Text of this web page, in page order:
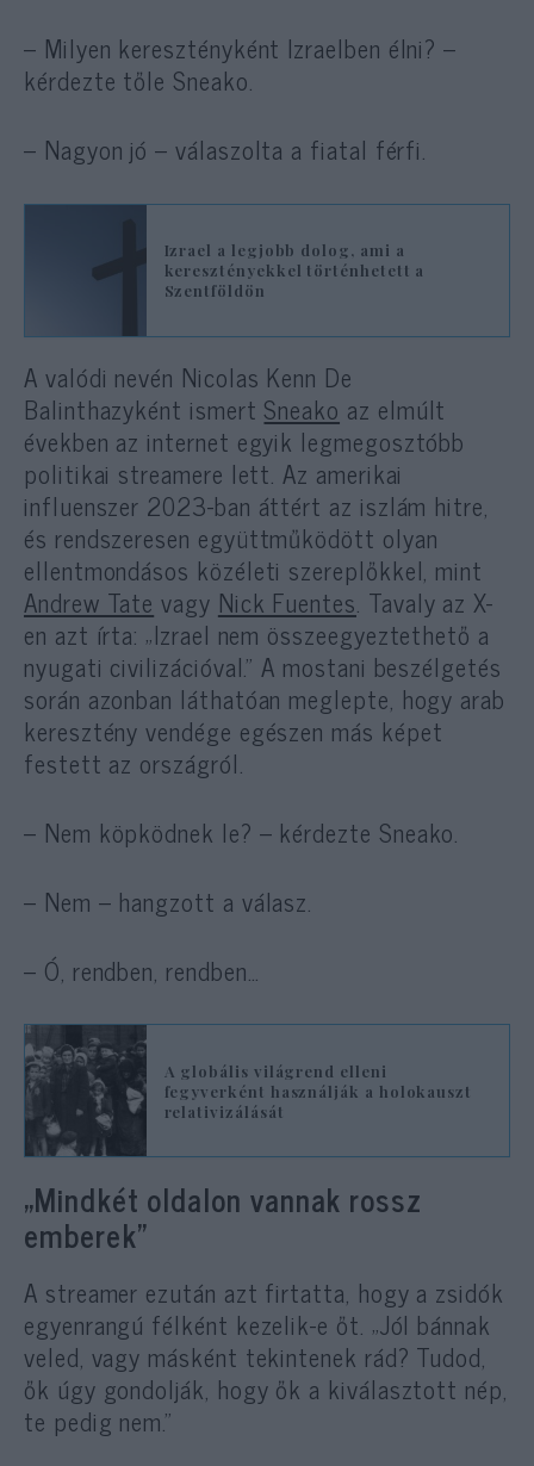
– Milyen keresztényként Izraelben élni? –
kérdezte tőle Sneako.
– Nagyon jó – válaszolta a fiatal férfi.
Izrael a legjobb dolog, ami a
keresztényekkel történhetett a
Szentföldön
A valódi nevén Nicolas Kenn De
Balinthazyként ismert Sneako az elmúlt
években az internet egyik legmegosztóbb
politikai streamere lett. Az amerikai
influenszer 2023-ban áttért az iszlám hitre,
és rendszeresen együttműködött olyan
ellentmondásos közéleti szereplőkkel, mint
Andrew Tate vagy Nick Fuentes. Tavaly az X-
en azt írta: „Izrael nem összeegyeztethető a
nyugati civilizációval.” A mostani beszélgetés
során azonban láthatóan meglepte, hogy arab
keresztény vendége egészen más képet
festett az országról.
– Nem köpködnek le? – kérdezte Sneako.
– Nem – hangzott a válasz.
– Ó, rendben, rendben…
A globális világrend elleni
fegyverként használják a holokauszt
relativizálását
„Mindkét oldalon vannak rossz
emberek”
A streamer ezután azt firtatta, hogy a zsidók
egyenrangú félként kezelik-e őt. „Jól bánnak
veled, vagy másként tekintenek rád? Tudod,
ők úgy gondolják, hogy ők a kiválasztott nép,
te pedig nem.”